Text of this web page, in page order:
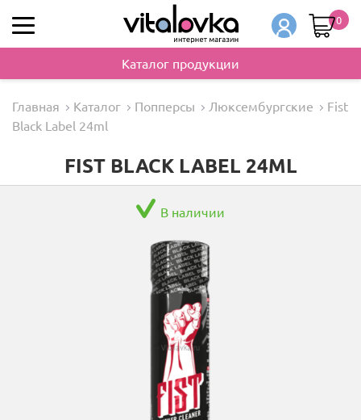
0
Каталог продукции
Главная Каталог Попперсы Люксембургские
Fist
Black Label 24ml
FIST BLACK LABEL 24ML
В наличии